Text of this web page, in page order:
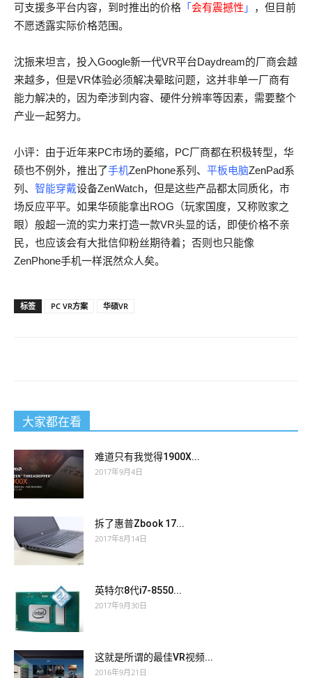
可支援多平台内容，到时推出的价格 「 会有震撼性 」
，但目前
不愿透露实际价格范围。
沈振来坦言，投入Google新一代VR平台Daydream的厂商会越
来越多，但是VR体验必须解决晕眩问题，这并非单一厂商有
能力解决的，因为牵涉到内容、硬件分辨率等因素，需要整个
产业一起努力。
小评：由于近年来PC市场的萎缩，PC厂商都在积极转型，华
硕也不例外，推出了手机ZenPhone系列、 平板电脑ZenPad系
列、 智能穿戴设备ZenWatch，但是这些产品都太同质化，市
场反应平平。如果华硕能拿出ROG（玩家国度，又称败家之
眼）般超一流的实力来打造一款VR头显的话，即使价格不亲
民，也应该会有大批信仰粉丝期待着；否则也只能像
ZenPhone手机一样泯然众人矣。
标签 PC VR方案 华硕VR
大家都在看
难道只有我觉得1900X...
2017年9月4日
拆了惠普Zbook 17...
2017年8月14日
英特尔8代i7-8550...
2017年9月30日
这就是所谓的最佳VR视频...
2016年9月21日